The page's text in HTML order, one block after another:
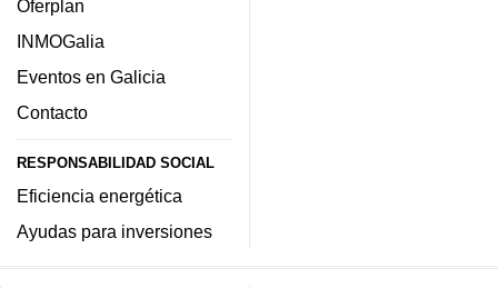
Oferplan
INMOGalia
Eventos en Galicia
Contacto
RESPONSABILIDAD SOCIAL
Eficiencia energética
Ayudas para inversiones